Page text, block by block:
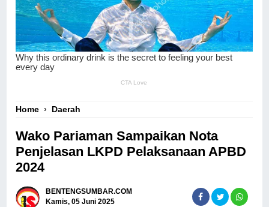
Home › Daerah
Wako Pariaman Sampaikan Nota
Penjelasan LKPD Pelaksanaan APBD
2024
BENTENGSUMBAR.COM
Kamis, 05 Juni 2025